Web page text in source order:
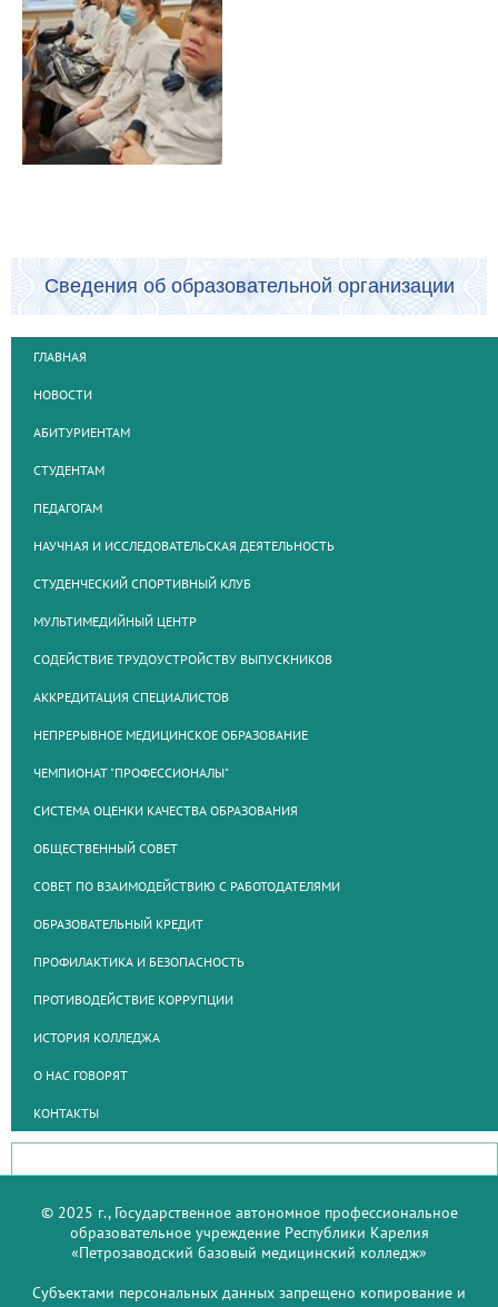
Сведения об образовательной организации
ГЛАВНАЯ
НОВОСТИ
АБИТУРИЕНТАМ
СТУДЕНТАМ
ПЕДАГОГАМ
НАУЧНАЯ И ИССЛЕДОВАТЕЛЬСКАЯ ДЕЯТЕЛЬНОСТЬ
СТУДЕНЧЕСКИЙ СПОРТИВНЫЙ КЛУБ
МУЛЬТИМЕДИЙНЫЙ ЦЕНТР
СОДЕЙСТВИЕ ТРУДОУСТРОЙСТВУ ВЫПУСКНИКОВ
АККРЕДИТАЦИЯ СПЕЦИАЛИСТОВ
НЕПРЕРЫВНОЕ МЕДИЦИНСКОЕ ОБРАЗОВАНИЕ
ЧЕМПИОНАТ "ПРОФЕССИОНАЛЫ"
СИСТЕМА ОЦЕНКИ КАЧЕСТВА ОБРАЗОВАНИЯ
ОБЩЕСТВЕННЫЙ СОВЕТ
СОВЕТ ПО ВЗАИМОДЕЙСТВИЮ С РАБОТОДАТЕЛЯМИ
ОБРАЗОВАТЕЛЬНЫЙ КРЕДИТ
ПРОФИЛАКТИКА И БЕЗОПАСНОСТЬ
ПРОТИВОДЕЙСТВИЕ КОРРУПЦИИ
ИСТОРИЯ КОЛЛЕДЖА
О НАС ГОВОРЯТ
КОНТАКТЫ
© 2025 г., Государственное автономное профессиональное
образовательное учреждение Республики Карелия
«Петрозаводский базовый медицинский колледж»
Субъектами персональных данных запрещено копирование и